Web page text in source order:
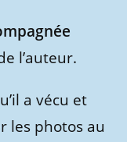
l’auteur.
a vécu et
les photos au